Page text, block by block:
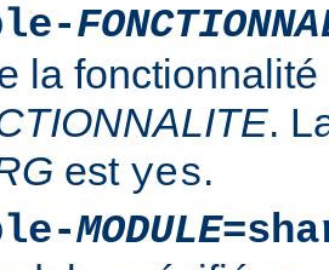
la fonctionnalité
.
est yes.
MODULE